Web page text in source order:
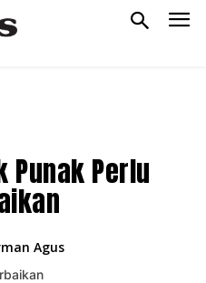
Punak Perlu
Agus